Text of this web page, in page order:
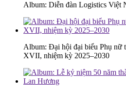
Album: Diễn đàn Logistics Việt
Album: Đại hội đại biểu Phụ nữ
XVII, nhiệm kỳ 2025–2030